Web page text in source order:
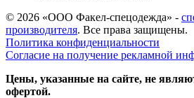
© 2026 «ООО Факел-спецодежда» -
производителя. Все права защищены.
Политика конфиденциальности
Согласие на получение рекламной
Цены, указанные на сайте, не
офертой.